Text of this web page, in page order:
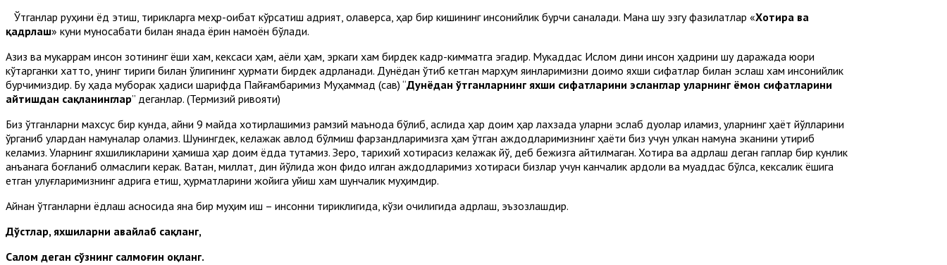
Ўтганлар руҳини ёд этиш, тирикларга меҳр-оқибат кўрсатиш қадрият, қолаверса, ҳар бир кишининг инсонийлик бурчи саналади. Мана шу эзгу фазилатлар «Хотира ва
қадрлаш» куни муносабати билан янада ёрқин намоён бўлади.
Азиз ва мукаррам инсон зотининг ёши хам, кексаси ҳам, аёли ҳам, эркаги хам бирдек кадр-кимматга эгадир. Мукаддас Ислом дини инсон ҳадрини шу даражада юқори
кўтарганки хатто, унинг тириги билан ўлигининг ҳурмати бирдек қадрланади. Дунёдан ўтиб кетган марҳум яқинларимизни доимо яхши сифатлар билан эслаш хам инсонийлик
бурчимиздир. Бу ҳақда муборак ҳадиси шарифда Пайғамбаримиз Муҳаммад (сав) “Дунёдан ўтганларнинг яхши сифатларини эсланглар уларнинг ёмон сифатларини
айтишдан сақланинглар” деганлар. (Термизий ривояти)
Биз ўтганларни махсус бир кунда, айни 9 майда хотирлашимиз рамзий маънода бўлиб, аслида ҳар доим ҳар лахзада уларни эслаб дуолар қиламиз, уларнинг ҳаёт йўлларини
ўрганиб улардан намуналар оламиз. Шунингдек, келажак авлод бўлмиш фарзандларимизга ҳам ўтган аждодларимизнинг ҳаёти биз учун улкан намуна эканини уқтириб
келамиз. Уларнинг яхшиликларини ҳамиша ҳар доим ёдда тутамиз. Зеро, тарихий хотирасиз келажак йўқ, деб бежизга айтилмаган. Хотира ва қадрлаш деган гаплар бир кунлик
анъанага боғланиб қолмаслиги керак. Ватан, миллат, дин йўлида жон фидо қилган аждодларимиз хотираси бизлар учун канчалик ардоқли ва муқаддас бўлса, кексалик ёшига
етган улуғларимизнинг қадрига етиш, ҳурматларини жойига қуйиш хам шунчалик муҳимдир.
Айнан ўтганларни ёдлаш асносида яна бир муҳим иш – инсонни тириклигида, кўзи очиқлигида қадрлаш, эъзозлашдир.
Дўстлар, яхшиларни авайлаб сақланг,
Салом деган сўзнинг салмоғин оқланг.